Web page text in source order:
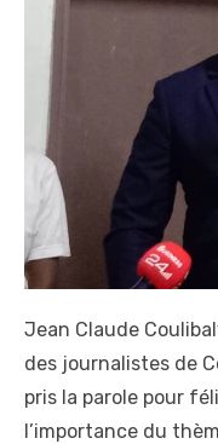
Jean Claude
des journalistes de
pris la parole pour
l’importance du